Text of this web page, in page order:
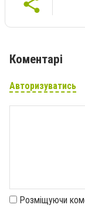
Коментарі
Авторизуватись
Розміщуючи